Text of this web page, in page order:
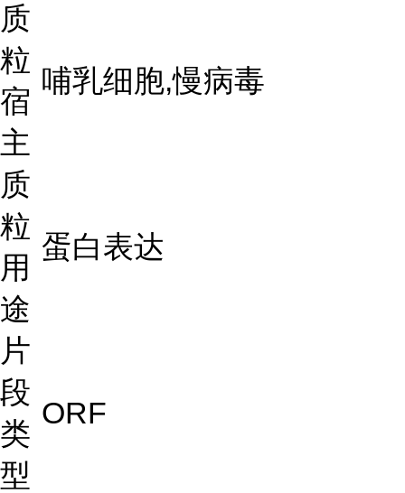
质
粒
宿
主
哺乳细胞,慢病毒
质
粒
用
途
蛋白表达
片
段
类
型
ORF